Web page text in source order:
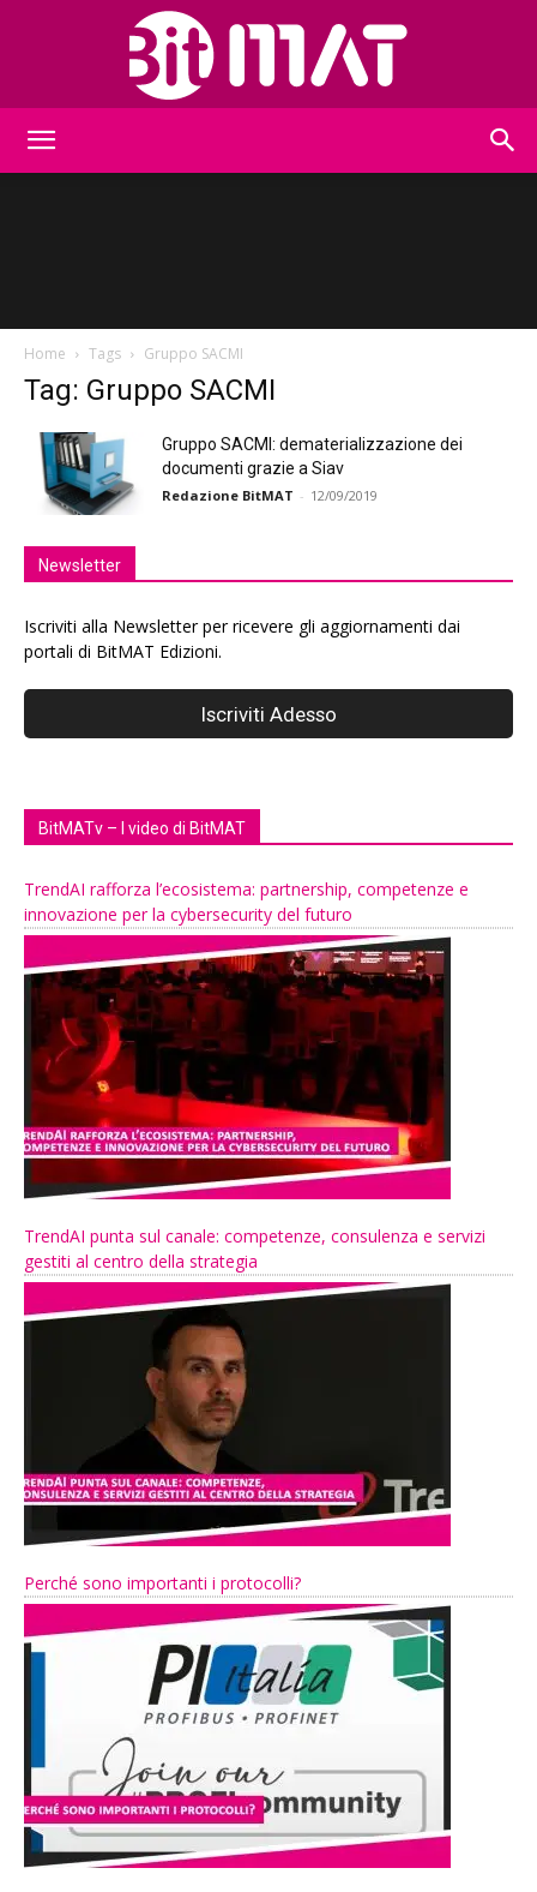
Home Tags Gruppo SACMI
Tag: Gruppo SACMI
Gruppo SACMI: dematerializzazione dei
documenti grazie a Siav
Redazione BitMAT - 12/09/2019
Newsletter
Iscriviti alla Newsletter per ricevere gli aggiornamenti dai
portali di BitMAT Edizioni.
BitMATv – I video di BitMAT
TrendAI rafforza l’ecosistema: partnership, competenze e
innovazione per la cybersecurity del futuro
TrendAI punta sul canale: competenze, consulenza e servizi
gestiti al centro della strategia
Perché sono importanti i protocolli?